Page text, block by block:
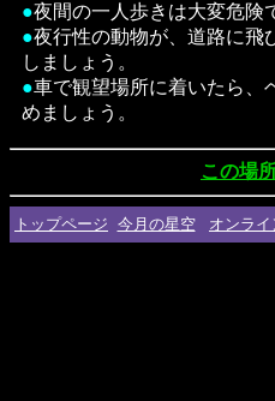
●夜間の一人歩きは大変危険
●夜行性の動物が、道路に飛
しましょう。
●車で観望場所に着いたら、
めましょう。
この場
トップページ 今月の星空 オンラ